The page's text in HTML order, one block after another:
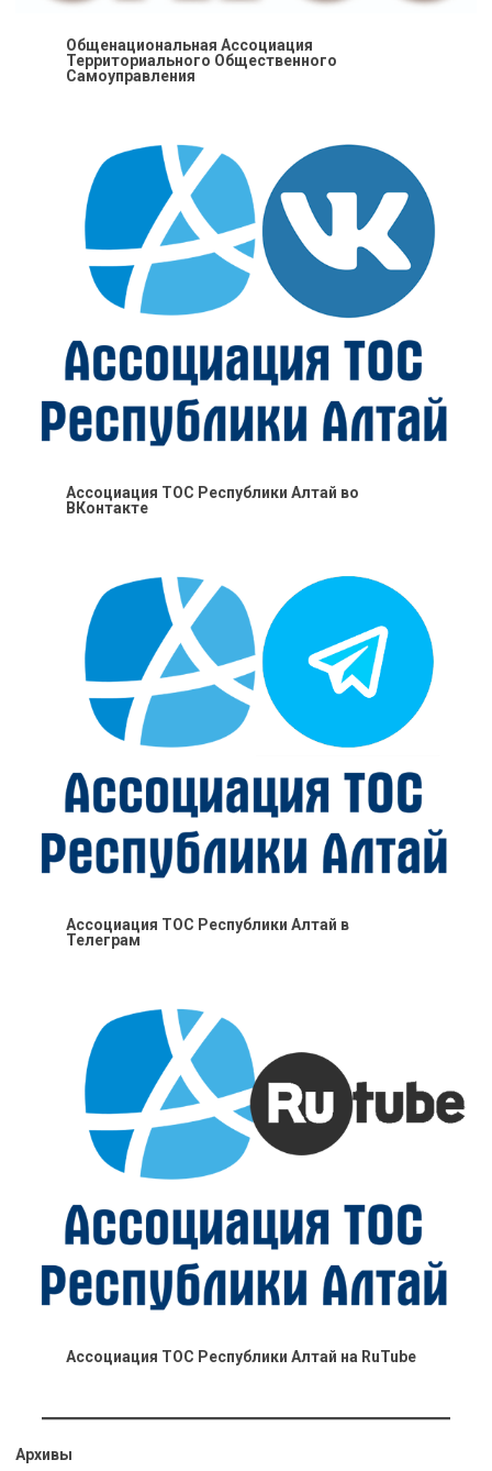
Общенациональная Ассоциация
Территориального Общественного
Самоуправления
Ассоциация ТОС Республики Алтай во
ВКонтакте
Ассоциация ТОС Республики Алтай в
Телеграм
Ассоциация ТОС Республики Алтай на RuTube
Архивы